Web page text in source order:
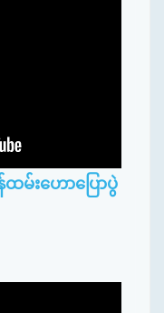
မ်းဟောပြောပွဲ